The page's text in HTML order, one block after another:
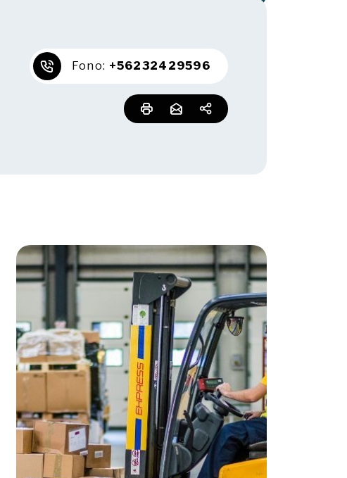
Fono: +56232429596